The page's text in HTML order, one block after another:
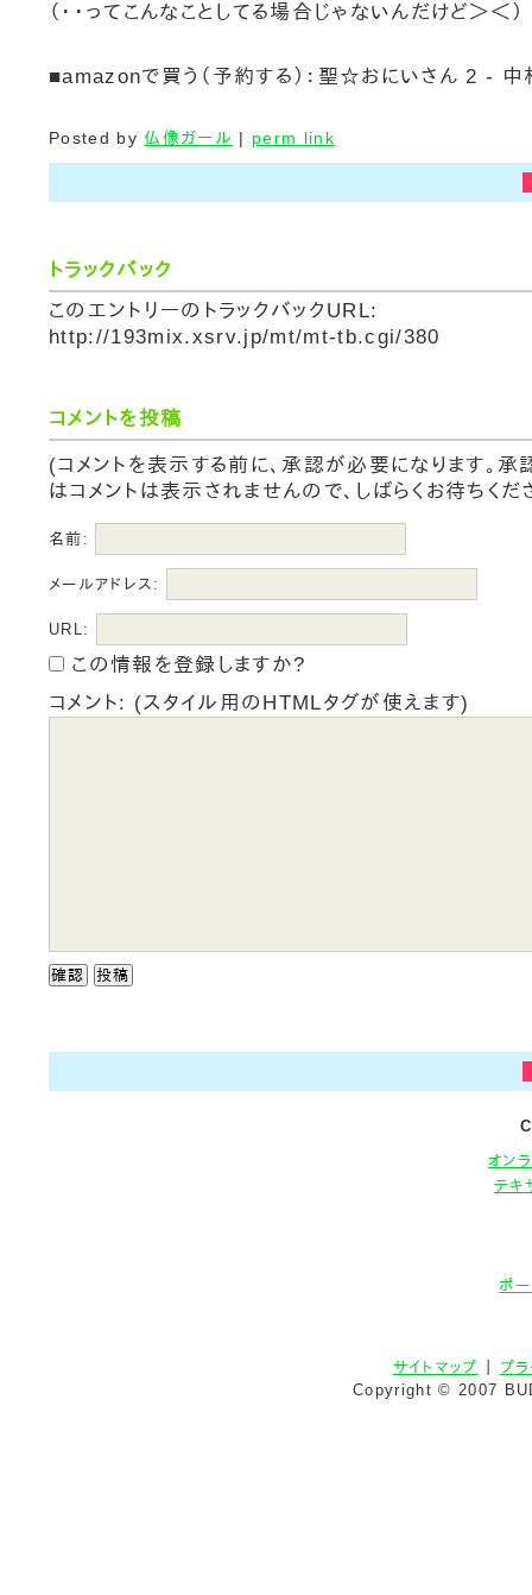
（・・ってこんなことしてる場合じゃないんだけど＞＜）
■amazonで買う（予約する）：聖☆おにいさん 2 - 中
Posted by仏像ガール | perm link
トラックバック
このエントリーのトラックバックURL:
http://193mix.xsrv.jp/mt/mt-tb.cgi/380
コメントを投稿
(コメントを表示する前に、承認が必要になります。承
はコメントは表示されませんので、しばらくお待ちくだ
名前:
メールアドレス:
URL:
この情報を登録しますか?
コメント: (スタイル用のHTMLタグが使えます)
オン
テキ
ポ
サイトマップ
プ
Copyright © 2007